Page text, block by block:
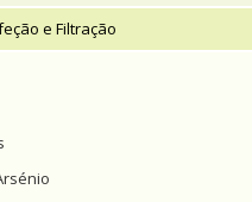
e Filtração